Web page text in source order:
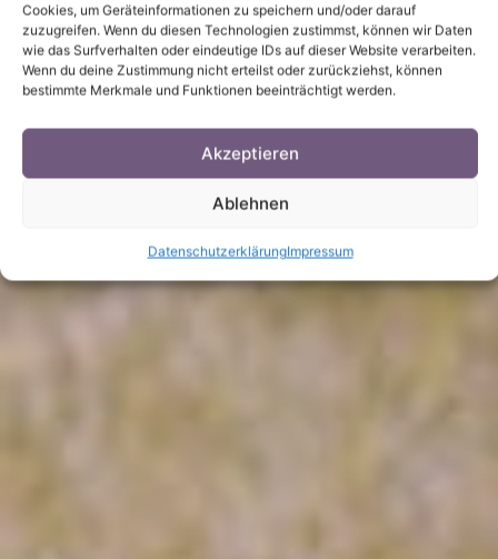
Cookies, um Geräteinformationen zu speichern und/oder darauf
zuzugreifen. Wenn du diesen Technologien zustimmst, können wir Daten
wie das Surfverhalten oder eindeutige IDs auf dieser Website verarbeiten.
Wenn du deine Zustimmung nicht erteilst oder zurückziehst, können
bestimmte Merkmale und Funktionen beeinträchtigt werden.
Akzeptieren
Ablehnen
DatenschutzerklärungImpressum